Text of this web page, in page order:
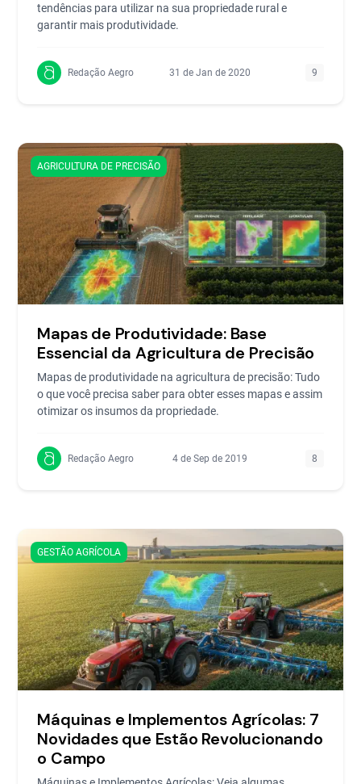
tendências para utilizar na sua propriedade rural e
garantir mais produtividade.
Redação Aegro 31 de Jan de 2020 9
AGRICULTURA DE PRECISÃO
Mapas de Produtividade: Base
Essencial da Agricultura de Precisão
Mapas de produtividade na agricultura de precisão: Tudo
o que você precisa saber para obter esses mapas e assim
otimizar os insumos da propriedade.
Redação Aegro 4 de Sep de 2019 8
GESTÃO AGRÍCOLA
Máquinas e Implementos Agrícolas: 7
Novidades que Estão Revolucionando
o Campo